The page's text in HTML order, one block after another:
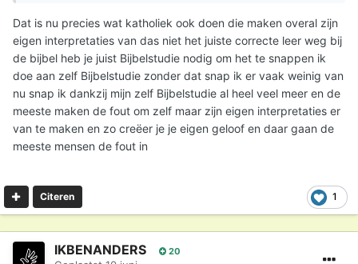
Dat is nu precies wat katholiek ook doen die maken overal zijn
eigen interpretaties van das niet het juiste correcte leer weg bij
de bijbel heb je juist Bijbelstudie nodig om het te snappen ik
doe aan zelf Bijbelstudie zonder dat snap ik er vaak weinig van
nu snap ik dankzij mijn zelf Bijbelstudie al heel veel meer en de
meeste maken de fout om zelf maar zijn eigen interpretaties er
van te maken en zo creëer je je eigen geloof en daar gaan de
meeste mensen de fout in
1
Citeren
IKBENANDERS 20